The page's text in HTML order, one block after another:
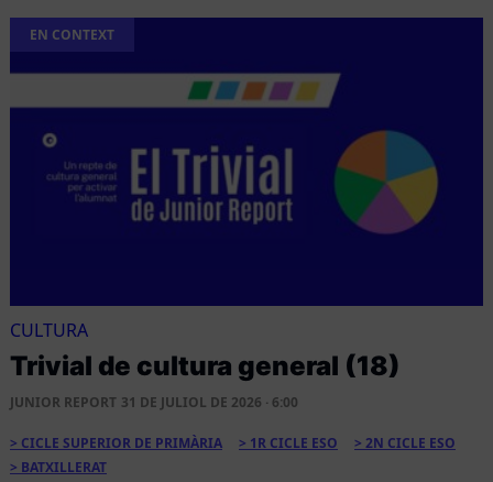
EN CONTEXT
CULTURA
Trivial de cultura general (18)
JUNIOR REPORT 31 DE JULIOL DE 2026 · 6:00
CICLE SUPERIOR DE PRIMÀRIA 1R CICLE ESO
2N CICLE ESO
BATXILLERAT